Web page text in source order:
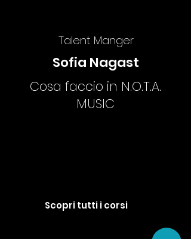
Talent Manger
Sofia Nagast
Cosa faccio in N.O.T.A.
MUSIC
Scopri tutti i corsi